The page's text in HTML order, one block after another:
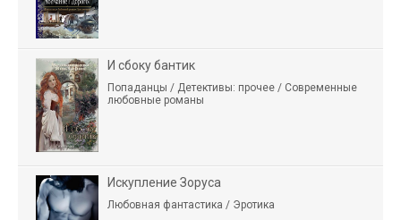
И сбоку бантик
Попаданцы / Детективы: прочее / Современные
любовные романы
Искупление Зоруса
Любовная фантастика / Эротика